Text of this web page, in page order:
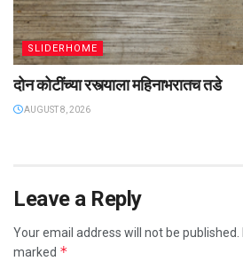
SLIDERHOME
दोन कोटींच्या रस्त्याला महिनाभरातच तडे
AUGUST 8, 2026
Leave a Reply
Your email address will not be published.
marked *